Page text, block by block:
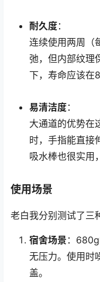
耐久度：
连续使用两周（
弛，但内部纹理
下，寿命应该在
易清洁度：
大通道的优势在
时，手指能直接
吸水棒也很实用
使用场景
老白我分别测试了三
宿舍场景 ：
无压力。使用时
盖。